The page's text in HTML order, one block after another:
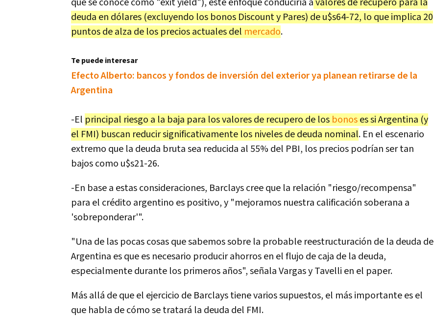
deuda en dólares (excluyendo los bonos Discount y Pares) de u$s64-72, lo que implica 20
puntos de alza de los precios actuales del mercado.
Te puede interesar
Efecto Alberto: bancos y fondos de inversión del exterior ya planean retirarse de la
Argentina
-El principal riesgo a la baja para los valores de recupero de los bonoses si Argentina (y
el FMI) buscan reducir significativamente los niveles de deuda nominal. En el escenario
extremo que la deuda bruta sea reducida al 55% del PBI, los precios podrían ser tan
bajos como u$s21-26.
-En base a estas consideraciones, Barclays cree que la relación "riesgo/recompensa"
para el crédito argentino es positivo, y "mejoramos nuestra calificación soberana a
'sobreponderar'".
"Una de las pocas cosas que sabemos sobre la probable reestructuración de la deuda de
Argentina es que es necesario producir ahorros en el flujo de caja de la deuda,
especialmente durante los primeros años", señala Vargas y Tavelli en el paper.
Más allá de que el ejercicio de Barclays tiene varios supuestos, el más importante es el
que habla de cómo se tratará la deuda del FMI.